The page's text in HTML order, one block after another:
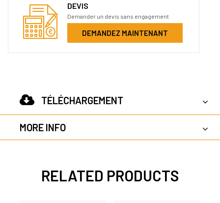
DEVIS
Demander un devis sans engagement
DEMANDEZ MAINTENANT
TÉLÉCHARGEMENT
MORE INFO
RELATED PRODUCTS